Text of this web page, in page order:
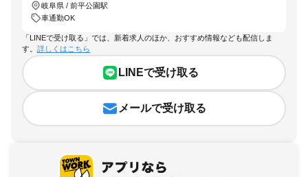
岐阜県 / 前平公園駅
車通勤OK
「LINEで受け取る」では、新着求人のほか、おすすめ情報なども配信しま
す。 詳しくはこちら
LINEで受け取る
メールで受け取る